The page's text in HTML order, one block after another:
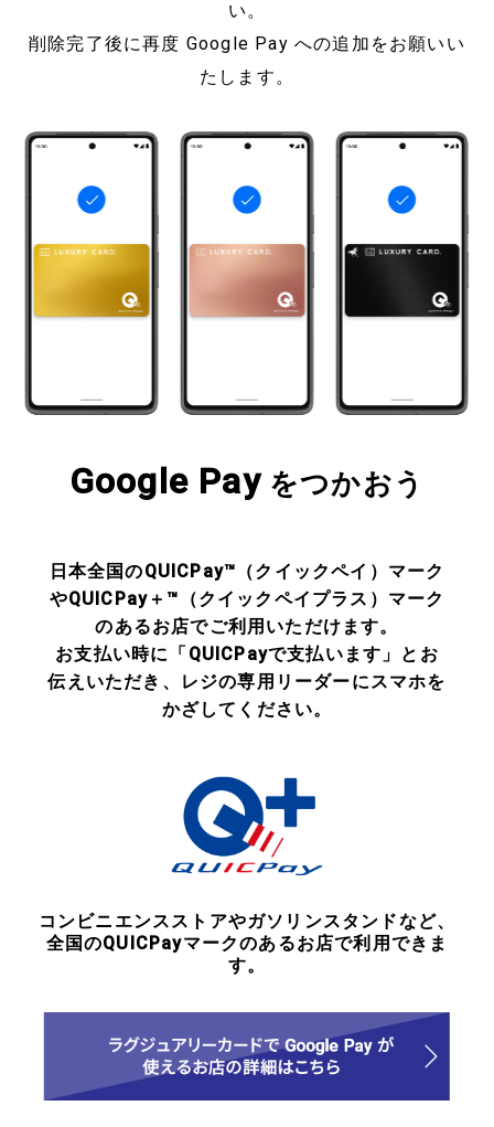
い。
削除完了後に再度 Google Pay への追加をお願いい
たします。
Google Payをつかおう
日本全国のQUICPay™（クイックペイ）マーク
やQUICPay＋™（クイックペイプラス）マーク
のあるお店でご利用いただけます。
お支払い時に「QUICPayで支払います」とお
伝えいただき、レジの専用リーダーにスマホを
かざしてください。
コンビニエンスストアやガソリンスタンドなど、​
全国のQUICPayマークのあるお店で利用できま
す。